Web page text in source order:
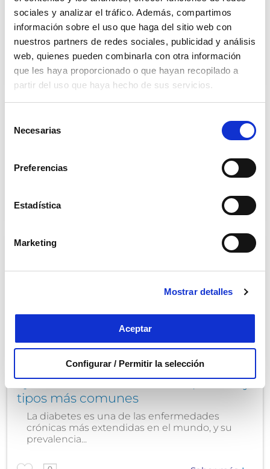
sociales y analizar el tráfico. Además, compartimos
información sobre el uso que haga del sitio web con
nuestros partners de redes sociales, publicidad y análisis
web, quienes pueden combinarla con otra información
que les haya proporcionado o que hayan recopilado a
partir del uso que haya hecho de sus servicios.
Necesarias
Preferencias
Estadística
Marketing
Mostrar detalles
Aceptar
Configurar / Permitir la selección
Con el envejecimiento, el cuerpo cambia y
también lo hacen sus necesidades
metabólicas. Uno de...
0 Saber más
para diabéticos?
comer fruta, y si...
Saber más
Diabetes tipo 2: síntomas frecuentes y
crónicas más comunes del siglo XXI. Se estima
Qué es la diabetes: síntomas, causas y
tipos más comunes
La diabetes es una de las enfermedades
crónicas más extendidas en el mundo, y su
prevalencia...